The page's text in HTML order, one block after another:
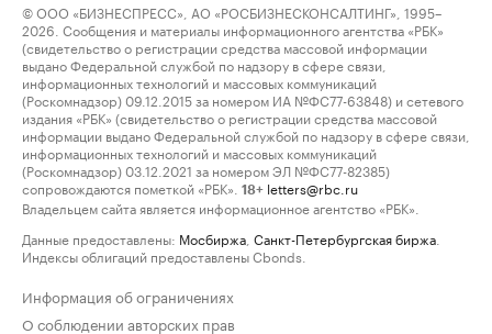
© ООО «БИЗНЕСПРЕСС», АО «РОСБИЗНЕСКОНСАЛТИНГ», 1995–
2026. Сообщения и материалы информационного агентства «РБК»
(свидетельство о регистрации средства массовой информации
выдано Федеральной службой по надзору в сфере связи,
информационных технологий и массовых коммуникаций
(Роскомнадзор) 09.12.2015 за номером ИА №ФС77-63848) и сетевого
издания «РБК» (свидетельство о регистрации средства массовой
информации выдано Федеральной службой по надзору в сфере связи,
информационных технологий и массовых коммуникаций
(Роскомнадзор) 03.12.2021 за номером ЭЛ №ФС77-82385)
сопровождаются пометкой «РБК».
18+ letters@rbc.ru
Владельцем сайта является информационное агентство «РБК».
Данные предоставлены: Мосбиржа Санкт-Петербургская биржа
Индексы облигаций предоставлены Cbonds.
Информация об ограничениях
О соблюдении авторских прав